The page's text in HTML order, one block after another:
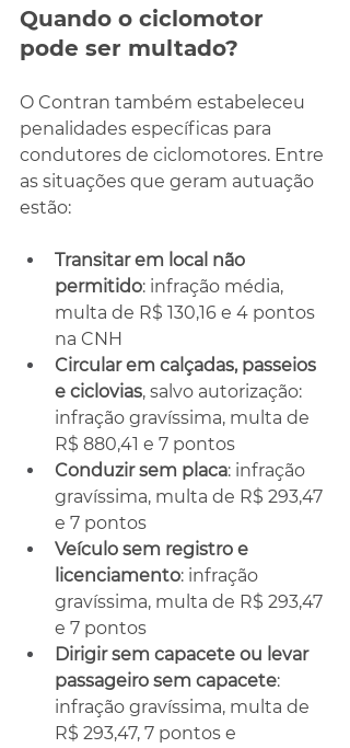
Quando o ciclomotor
pode ser multado?
O Contran também estabeleceu
penalidades específicas para
condutores de ciclomotores. Entre
as situações que geram autuação
estão:
Transitar em local não
permitido: infração média,
multa de R$ 130,16 e 4 pontos
na CNH
Circular em calçadas, passeios
e ciclovias, salvo autorização:
infração gravíssima, multa de
R$ 880,41 e 7 pontos
Conduzir sem placa: infração
gravíssima, multa de R$ 293,47
e 7 pontos
Veículo sem registro e
licenciamento: infração
gravíssima, multa de R$ 293,47
e 7 pontos
Dirigir sem capacete ou levar
passageiro sem capacete:
infração gravíssima, multa de
R$ 293,47, 7 pontos e